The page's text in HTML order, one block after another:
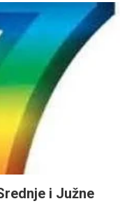
i Južne